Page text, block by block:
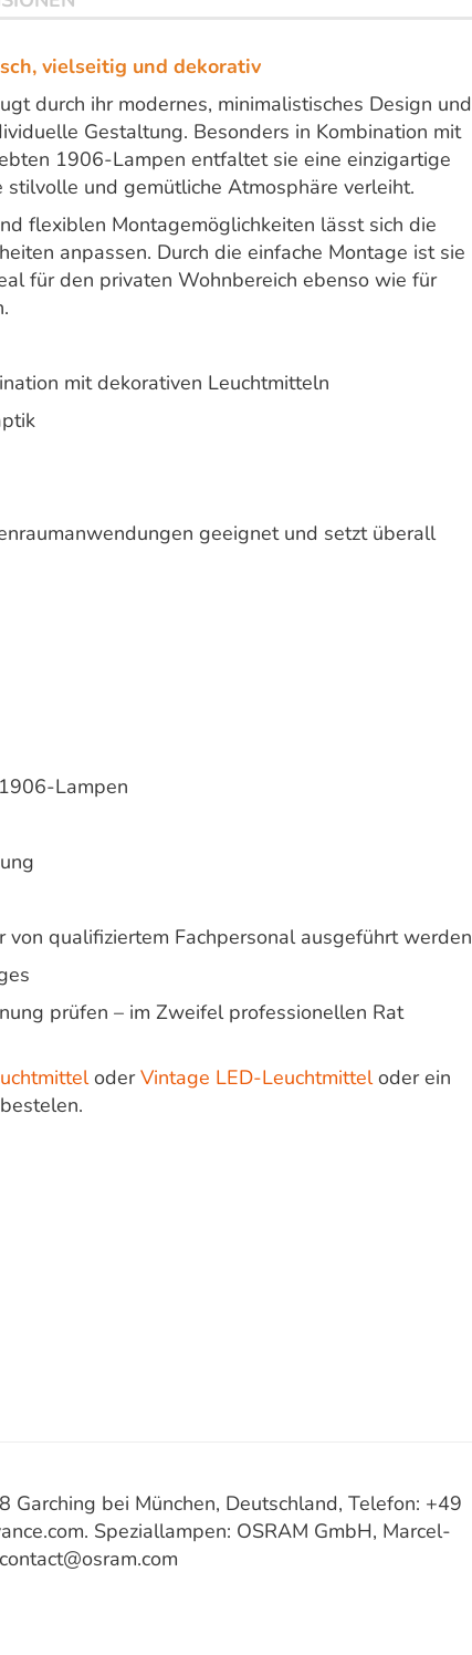
vielseitig und dekorativ
durch ihr modernes, minimalistisches Design und
Gestaltung. Besonders in Kombination mit
1906-Lampen entfaltet sie eine einzigartige
und gemütliche Atmosphäre verleiht.
flexiblen Montagemöglichkeiten lässt sich die
anpassen. Durch die einfache Montage ist sie
für den privaten Wohnbereich ebenso wie für
mit dekorativen Leuchtmitteln
geeignet und setzt überall
Lampen
qualifiziertem Fachpersonal ausgeführt werden
prüfen – im Zweifel professionellen Rat
oderVintage LED-Leuchtmitteloder ein
Garching bei München, Deutschland, Telefon: +49
Speziallampen: OSRAM GmbH, Marcel-